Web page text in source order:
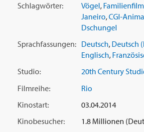
Schlagwörter:
Vögel,
Janeiro,CGI-
Dschungel
Sprachfassungen: Deutsch, Deutsch
Englisch,
Studio:
20th Century
Filmreihe:
Rio
Kinostart:
03.04.2014
Kinobesucher:
1.8 Millionen